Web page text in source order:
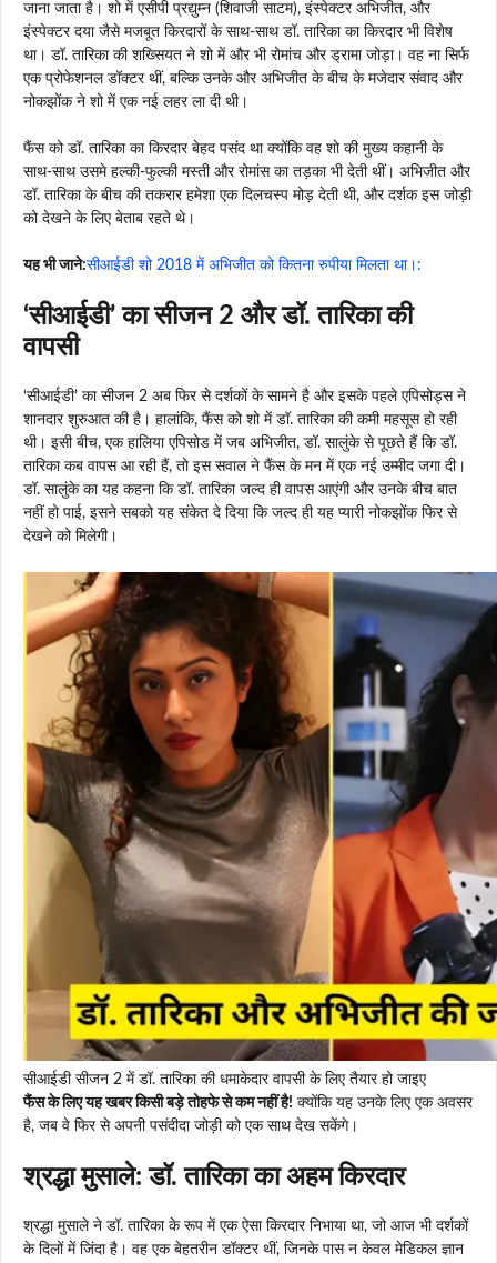
जाना जाता है। शो में एसीपी प्रद्युम्न (शिवाजी साटम), इंस्पेक्टर अभिजीत, और
इंस्पेक्टर दया जैसे मजबूत किरदारों के साथ-साथ डॉ. तारिका का किरदार भी विशेष
था। डॉ. तारिका की शख्सियत ने शो में और भी रोमांच और ड्रामा जोड़ा। वह ना सिर्फ
एक प्रोफेशनल डॉक्टर थीं, बल्कि उनके और अभिजीत के बीच के मजेदार संवाद और
नोकझोंक ने शो में एक नई लहर ला दी थी।
फैंस को डॉ. तारिका का किरदार बेहद पसंद था क्योंकि वह शो की मुख्य कहानी के
साथ-साथ उसमे हल्की-फुल्की मस्ती और रोमांस का तड़का भी देती थीं। अभिजीत और
डॉ. तारिका के बीच की तकरार हमेशा एक दिलचस्प मोड़ देती थी, और दर्शक इस जोड़ी
को देखने के लिए बेताब रहते थे।
यह भी जाने:सीआईडी शो 2018 में अभिजीत को कितना रुपीया मिलता था।:
‘सीआईडी’ का सीजन 2 और डॉ. तारिका की
वापसी
‘सीआईडी’ का सीजन 2 अब फिर से दर्शकों के सामने है और इसके पहले एपिसोड्स ने
शानदार शुरुआत की है। हालांकि, फैंस को शो में डॉ. तारिका की कमी महसूस हो रही
थी। इसी बीच, एक हालिया एपिसोड में जब अभिजीत, डॉ. सालुंके से पूछते हैं कि डॉ.
तारिका कब वापस आ रही हैं, तो इस सवाल ने फैंस के मन में एक नई उम्मीद जगा दी।
डॉ. सालुंके का यह कहना कि डॉ. तारिका जल्द ही वापस आएंगी और उनके बीच बात
नहीं हो पाई, इसने सबको यह संकेत दे दिया कि जल्द ही यह प्यारी नोकझोंक फिर से
देखने को मिलेगी।
सीआईडी सीजन 2 में डॉ. तारिका की धमाकेदार वापसी के लिए तैयार हो जाइए
फैंस के लिए यह खबर किसी बड़े तोहफे से कम नहीं है! क्योंकि यह उनके लिए एक अवसर
है, जब वे फिर से अपनी पसंदीदा जोड़ी को एक साथ देख सकेंगे।
श्रद्धा मुसाले: डॉ. तारिका का अहम किरदार
श्रद्धा मुसाले ने डॉ. तारिका के रूप में एक ऐसा किरदार निभाया था, जो आज भी दर्शकों
के दिलों में जिंदा है। वह एक बेहतरीन डॉक्टर थीं, जिनके पास न केवल मेडिकल ज्ञान